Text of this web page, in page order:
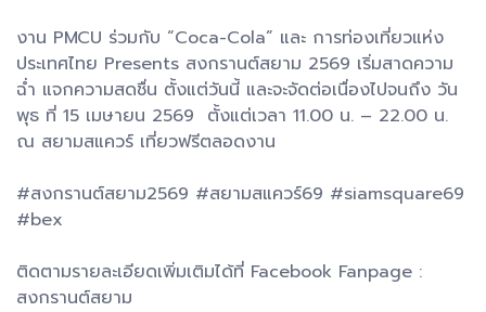
งาน PMCU ร่วมกับ “Coca-Cola” และ การท่องเที่ยวแห่ง
ประเทศไทย Presents สงกรานต์สยาม 2569 เริ่มสาดความ
ฉ่ำ แจกความสดชื่น ตั้งแต่วันนี้ และจะจัดต่อเนื่องไปจนถึง วัน
พุธ ที่ 15 เมษายน 2569 ตั้งแต่เวลา 11.00 น. – 22.00 น.
ณ สยามสแควร์ เที่ยวฟรีตลอดงาน
#สงกรานต์สยาม2569 #สยามสแควร์69 #siamsquare69
#bex
ติดตามรายละเอียดเพิ่มเติมได้ที่ Facebook Fanpage :
สงกรานต์สยาม